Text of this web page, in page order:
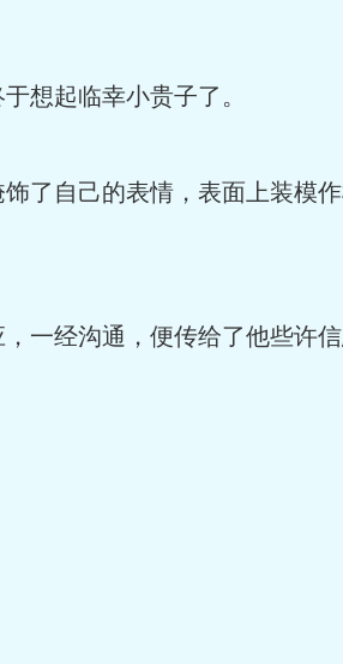
起临幸小贵子了。
自己的表情，表面上装模
经沟通，便传给了他些许信